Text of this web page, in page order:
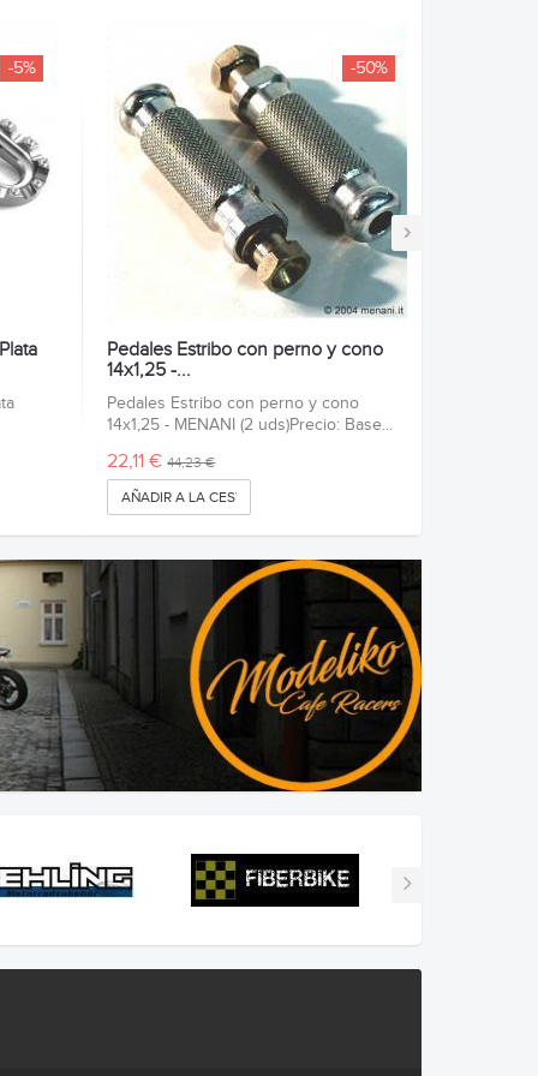
›
-5% -50%
Pedales Estribo con perno y cono
14x1,25 -...
Pedales Estribo con perno y cono
14x1,25 - MENANI (2 uds)Precio: Base...
22,11 € 44,23 €
AÑADIR A LA CESTA